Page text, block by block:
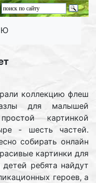
коллекцию флеш
для малышей
картинкой
- шесть частей.
собирать онлайн
картинки для
ребята найдут
героев, а